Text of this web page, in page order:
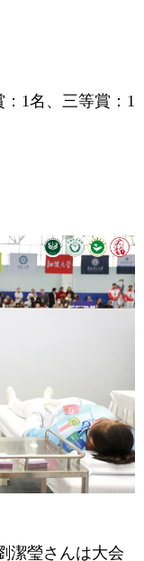
1名、三等賞：1
潔瑩さんは大会